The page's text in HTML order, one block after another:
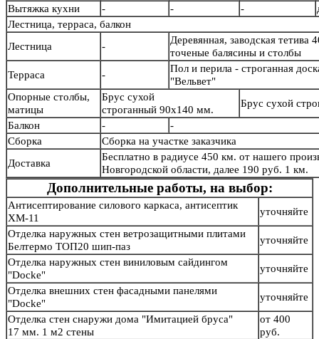
Вытяжка кухни
- - -
Лестница, терраса, балкон
Лестница
-
Деревянная, заводская тетива
точеные балясины и
Терраса
-
Пол и перила - строганная
"Вельвет"
Опорные столбы,
матицы
Брус сухой
строганный 90х140 мм.
Брус сухой
Балкон
-
-
Сборка
Сборка на участке заказчика
Доставка
Бесплатно в радиусе 450 км. от нашего
Новгородской области, далее 190 руб. 1 км.
Дополнительные работы, на выбор:
Антисептирование силового каркаса, антисептик
ХМ-11
уточняйте
Отделка наружных стен ветрозащитными плитами
Белтермо ТОП20 шип-паз
уточняйте
Отделка наружных стен виниловым сайдингом
"Docke"
уточняйте
Отделка внешних стен фасадными панелями
"Docke"
уточняйте
Отделка стен снаружи дома "Имитацией бруса"
17 мм. 1 м2 стены
от 400
руб.